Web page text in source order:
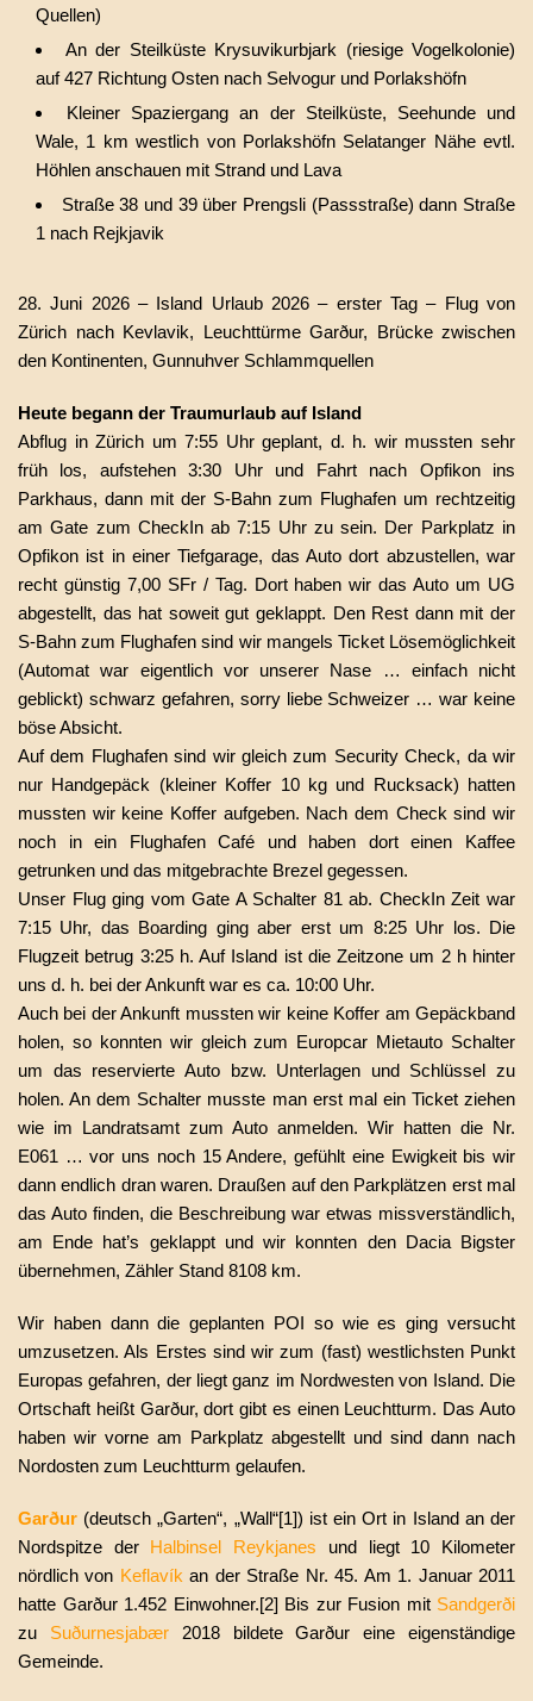
Quellen)
An der Steilküste Krysuvikurbjark (riesige Vogelkolonie)
auf 427 Richtung Osten nach Selvogur und Porlakshöfn
Kleiner Spaziergang an der Steilküste, Seehunde und
Wale, 1 km westlich von Porlakshöfn Selatanger Nähe evtl.
Höhlen anschauen mit Strand und Lava
Straße 38 und 39 über Prengsli (Passstraße) dann Straße
1 nach Rejkjavik
28. Juni 2026 – Island Urlaub 2026 – erster Tag – Flug von
Zürich nach Kevlavik, Leuchttürme Garður, Brücke zwischen
den Kontinenten, Gunnuhver Schlammquellen
Heute begann der Traumurlaub auf Island
Abflug in Zürich um 7:55 Uhr geplant, d. h. wir mussten sehr
früh los, aufstehen 3:30 Uhr und Fahrt nach Opfikon ins
Parkhaus, dann mit der S-Bahn zum Flughafen um rechtzeitig
am Gate zum CheckIn ab 7:15 Uhr zu sein. Der Parkplatz in
Opfikon ist in einer Tiefgarage, das Auto dort abzustellen, war
recht günstig 7,00 SFr / Tag. Dort haben wir das Auto um UG
abgestellt, das hat soweit gut geklappt. Den Rest dann mit der
S-Bahn zum Flughafen sind wir mangels Ticket Lösemöglichkeit
(Automat war eigentlich vor unserer Nase … einfach nicht
geblickt) schwarz gefahren, sorry liebe Schweizer … war keine
böse Absicht.
Auf dem Flughafen sind wir gleich zum Security Check, da wir
nur Handgepäck (kleiner Koffer 10 kg und Rucksack) hatten
mussten wir keine Koffer aufgeben. Nach dem Check sind wir
noch in ein Flughafen Café und haben dort einen Kaffee
getrunken und das mitgebrachte Brezel gegessen.
Unser Flug ging vom Gate A Schalter 81 ab. CheckIn Zeit war
7:15 Uhr, das Boarding ging aber erst um 8:25 Uhr los. Die
Flugzeit betrug 3:25 h. Auf Island ist die Zeitzone um 2 h hinter
uns d. h. bei der Ankunft war es ca. 10:00 Uhr.
Auch bei der Ankunft mussten wir keine Koffer am Gepäckband
holen, so konnten wir gleich zum Europcar Mietauto Schalter
um das reservierte Auto bzw. Unterlagen und Schlüssel zu
holen. An dem Schalter musste man erst mal ein Ticket ziehen
wie im Landratsamt zum Auto anmelden. Wir hatten die Nr.
E061 … vor uns noch 15 Andere, gefühlt eine Ewigkeit bis wir
dann endlich dran waren. Draußen auf den Parkplätzen erst mal
das Auto finden, die Beschreibung war etwas missverständlich,
am Ende hat’s geklappt und wir konnten den Dacia Bigster
übernehmen, Zähler Stand 8108 km.
Wir haben dann die geplanten POI so wie es ging versucht
umzusetzen. Als Erstes sind wir zum (fast) westlichsten Punkt
Europas gefahren, der liegt ganz im Nordwesten von Island. Die
Ortschaft heißt Garður, dort gibt es einen Leuchtturm. Das Auto
haben wir vorne am Parkplatz abgestellt und sind dann nach
Nordosten zum Leuchtturm gelaufen.
Garður (deutsch „Garten“, „Wall“[1]) ist ein Ort in Island an der
Nordspitze der Halbinsel Reykjanes und liegt 10 Kilometer
nördlich von Keflavík an der Straße Nr. 45. Am 1. Januar 2011
hatte Garður 1.452 Einwohner.[2] Bis zur Fusion mit Sandgerði
zu Suðurnesjabær2018 bildete Garður eine eigenständige
Gemeinde.